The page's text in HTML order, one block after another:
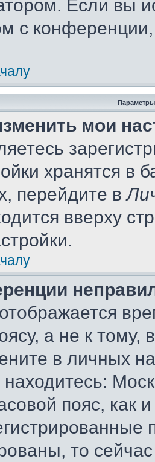
Если вы
с
Параметры
мои
хранятся в
перейдите в
вверху
а не к тому,
в личных
пояс, как
то